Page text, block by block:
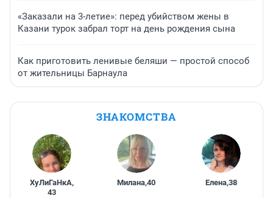
«Заказали на 3-летие»: перед убийством жены в
Казани турок забрал торт на день рождения сына
Как приготовить ленивые беляши — простой способ
от жительницы Барнаула
ЗНАКОМСТВА
ХуЛиГаНкА,
43
Милана,40 Елена,38